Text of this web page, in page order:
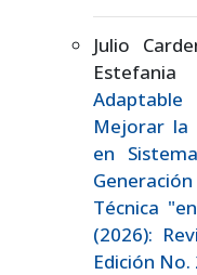
Julio
Adaptable
Mejorar la
en
Técnica
(2026):
Edición No.